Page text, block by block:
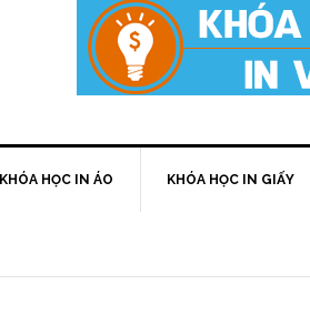
KHÓA HỌC IN ÁO KHÓA HỌC IN GIẤY